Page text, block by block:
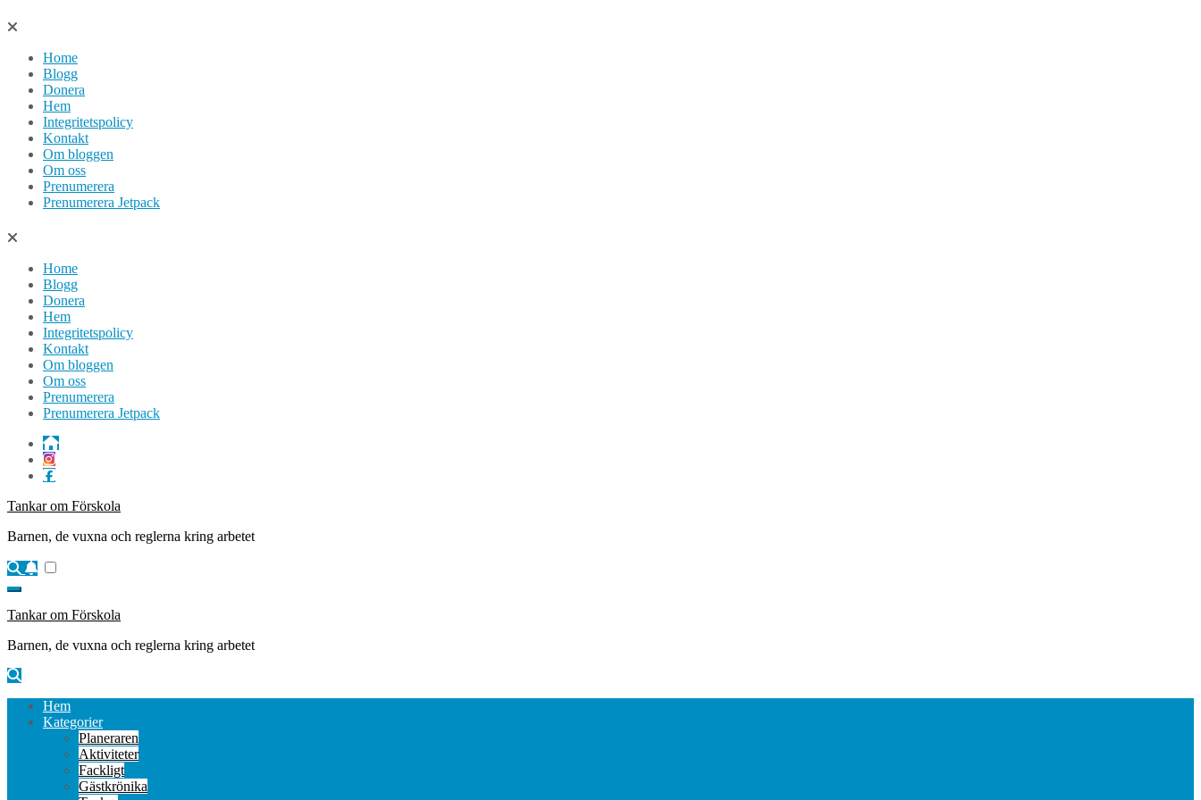
Hoppa
innehållHome
Blogg
Donera
Hem
Integritetspolicy
Kontakt
Om bloggen
Om oss
Prenumerera
Prenumerera Jetpack
Home
Blogg
Donera
Hem
Integritetspolicy
Kontakt
Om bloggen
Om oss
Prenumerera
Prenumerera Jetpack
Tankar om Förskola
Barnen, de vuxna och reglerna kring arbetet
Tankar om Förskola
Barnen, de vuxna och reglerna kring arbetet
Hem
Kategorier
Planeraren
Aktiviteter
Fackligt
Gästkrönika